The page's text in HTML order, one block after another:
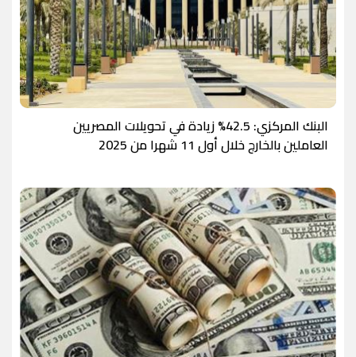
البنك المركزي: 42.5% زيادة في تحويلات المصريين
العاملين بالخارج خلال أول 11 شهرا من 2025